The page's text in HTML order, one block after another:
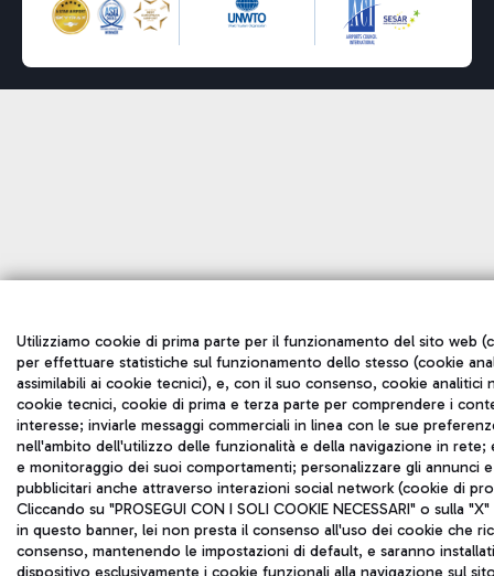
Utilizziamo cookie di prima parte per il funzionamento del sito web
per effettuare statistiche sul funzionamento dello stesso (cookie
assimilabili ai cookie tecnici), e, con il suo consenso, cookie analitici
cookie tecnici, cookie di prima e terza parte per comprendere i
interesse; inviarle messaggi commerciali in linea con le sue
nell'ambito dell'utilizzo delle funzionalità e della navigazione in rete;
e monitoraggio dei suoi comportamenti; personalizzare gli annunci
pubblicitari anche attraverso interazioni social network (cookie di
Cliccando su "PROSEGUI CON I SOLI COOKIE NECESSARI" o sulla
in questo banner, lei non presta il consenso all'uso dei cookie che
consenso, mantenendo le impostazioni di default, e saranno
dispositivo esclusivamente i cookie funzionali alla navigazione sul